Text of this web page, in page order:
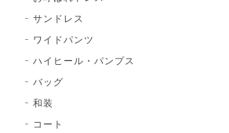
サンドレス
ワイドパンツ
ハイヒール・パンプス
バッグ
和装
コート